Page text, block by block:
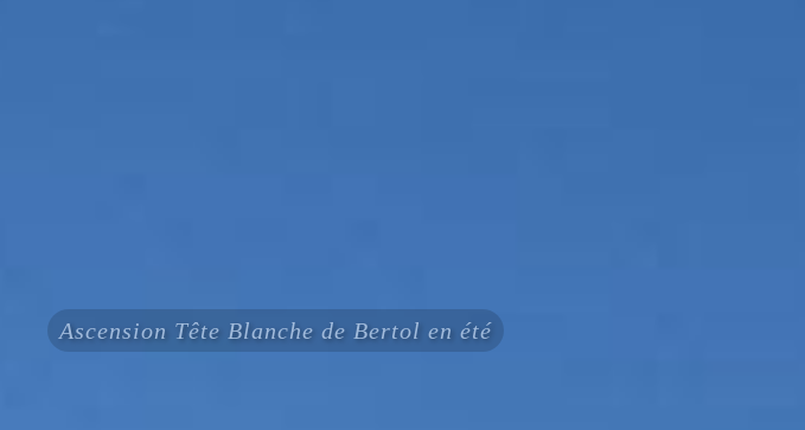
Ascension Tête Blanche de Bertol en été